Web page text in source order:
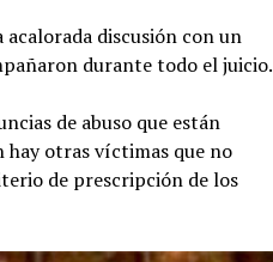
discusión con un
durante todo el juicio.
de abuso que están
hay otras víctimas que no
de prescripción de los